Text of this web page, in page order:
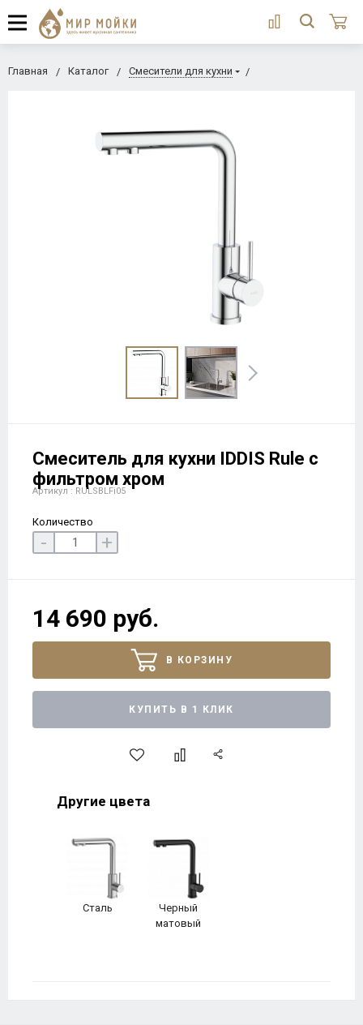
Главная Каталог Смесители для кухни
Смеситель для кухни IDDIS Rule с
фильтром хром
Артикул : RULSBLFi05
Количество
- +
14 690 руб.
В КОРЗИНУ
КУПИТЬ В 1 КЛИК
Другие цвета
Сталь
Черный
матовый